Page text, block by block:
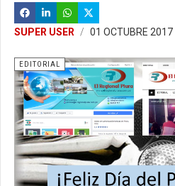
SUPER USER 01 OCTUBRE 2017
EDITORIAL